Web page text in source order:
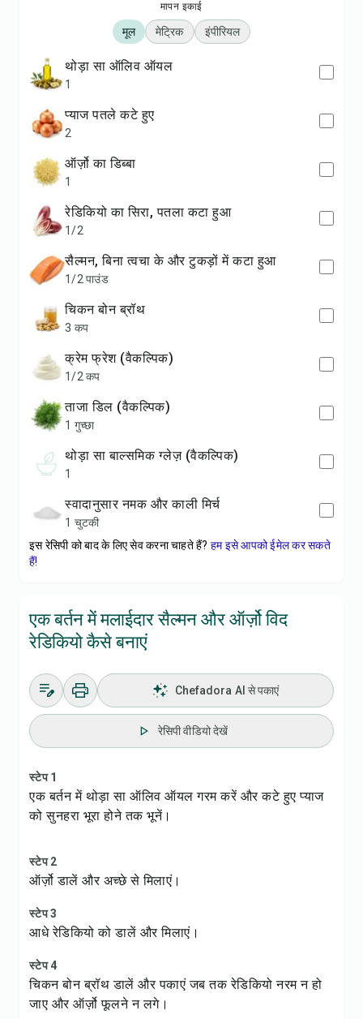
मापन इकाई
मूल मेट्रिक इंपीरियल
थोड़ा सा ऑलिव ऑयल
1
प्याज पतले कटे हुए
2
ऑर्ज़ो का डिब्बा
1
रेडिकियो का सिरा, पतला कटा हुआ
1/2
सैल्मन, बिना त्वचा के और टुकड़ों में कटा हुआ
1/2 पाउंड
चिकन बोन ब्रॉथ
3 कप
क्रेम फ्रेश (वैकल्पिक)
1/2 कप
ताजा डिल (वैकल्पिक)
1 गुच्छा
थोड़ा सा बाल्समिक ग्लेज़ (वैकल्पिक)
1
स्वादानुसार नमक और काली मिर्च
1 चुटकी
इस रेसिपी को बाद के लिए सेव करना चाहते हैं? हम इसे आपको ईमेल कर सकते
हैं!
एक बर्तन में मलाईदार सैल्मन और ऑर्ज़ो विद
रेडिकियो कैसे बनाएं
Chefadora AI से पकाएं
रेसिपी वीडियो देखें
स्टेप 1
एक बर्तन में थोड़ा सा ऑलिव ऑयल गरम करें और कटे हुए प्याज
को सुनहरा भूरा होने तक भूनें।
स्टेप 2
ऑर्ज़ो डालें और अच्छे से मिलाएं।
स्टेप 3
आधे रेडिकियो को डालें और मिलाएं।
स्टेप 4
चिकन बोन ब्रॉथ डालें और पकाएं जब तक रेडिकियो नरम न हो
जाए और ऑर्ज़ो फूलने न लगे।